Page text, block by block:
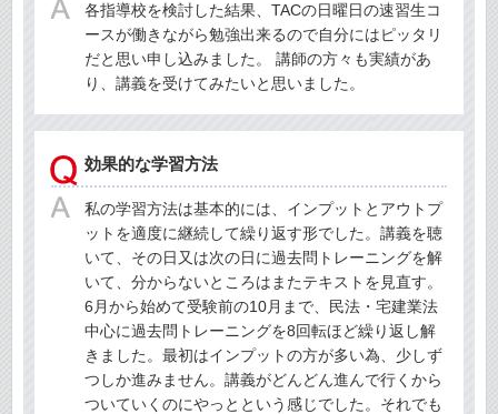
各指導校を検討した結果、TACの日曜日の速習生コ
ースが働きながら勉強出来るので自分にはピッタリ
だと思い申し込みました。 講師の方々も実績があ
り、講義を受けてみたいと思いました。
効果的な学習方法
私の学習方法は基本的には、インプットとアウトプ
ットを適度に継続して繰り返す形でした。講義を聴
いて、その日又は次の日に過去問トレーニングを解
いて、分からないところはまたテキストを見直す。
6月から始めて受験前の10月まで、民法・宅建業法
中心に過去問トレーニングを8回転ほど繰り返し解
きました。最初はインプットの方が多い為、少しず
つしか進みません。講義がどんどん進んで行くから
ついていくのにやっとという感じでした。それでも